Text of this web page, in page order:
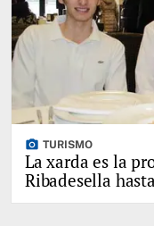
photo_camera TURISMO
La xarda es la protagonista
Ribadesella